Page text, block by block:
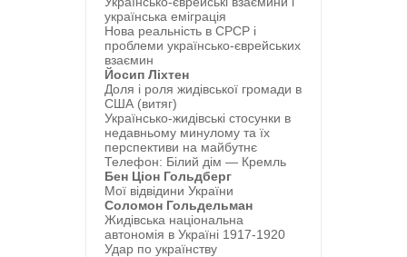
українська еміграція
Нова реальність в СРСР і
проблеми українсько-єврейських
взаємин
Йосип Ліхтен
Доля і роля жидівської громади в
США (витяг)
Українсько-жидівські стосунки в
недавньому минулому та їх
перспективи на майбутнє
Телефон: Білий дім — Кремль
Бен Ціон Гольдберг
Мої відвідини України
Соломон Гольдельман
Жидівська національна
автономія в Україні 1917-1920
Удар по українству